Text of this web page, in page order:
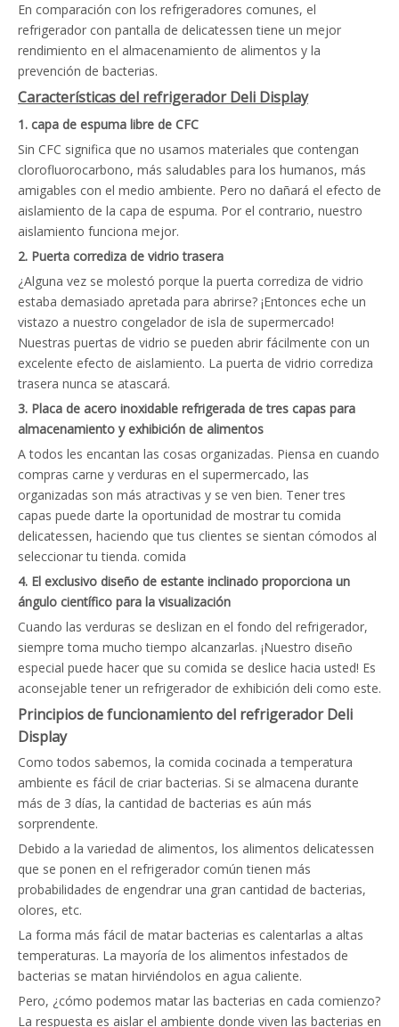
En comparación con los refrigeradores comunes, el
refrigerador con pantalla de delicatessen tiene un mejor
rendimiento en el almacenamiento de alimentos y la
prevención de bacterias.
Características del refrigerador Deli Display
1. capa de espuma libre de CFC
Sin CFC significa que no usamos materiales que contengan
clorofluorocarbono, más saludables para los humanos, más
amigables con el medio ambiente. Pero no dañará el efecto de
aislamiento de la capa de espuma. Por el contrario, nuestro
aislamiento funciona mejor.
2. Puerta corrediza de vidrio trasera
¿Alguna vez se molestó porque la puerta corrediza de vidrio
estaba demasiado apretada para abrirse? ¡Entonces eche un
vistazo a nuestro congelador de isla de supermercado!
Nuestras puertas de vidrio se pueden abrir fácilmente con un
excelente efecto de aislamiento. La puerta de vidrio corrediza
trasera nunca se atascará.
3. Placa de acero inoxidable refrigerada de tres capas para
almacenamiento y exhibición de alimentos
A todos les encantan las cosas organizadas. Piensa en cuando
compras carne y verduras en el supermercado, las
organizadas son más atractivas y se ven bien. Tener tres
capas puede darte la oportunidad de mostrar tu comida
delicatessen, haciendo que tus clientes se sientan cómodos al
seleccionar tu tienda. comida
4. El exclusivo diseño de estante inclinado proporciona un
ángulo científico para la visualización
Cuando las verduras se deslizan en el fondo del refrigerador,
siempre toma mucho tiempo alcanzarlas. ¡Nuestro diseño
especial puede hacer que su comida se deslice hacia usted! Es
aconsejable tener un refrigerador de exhibición deli como este.
Principios de funcionamiento del refrigerador Deli
Display
Como todos sabemos, la comida cocinada a temperatura
ambiente es fácil de criar bacterias. Si se almacena durante
más de 3 días, la cantidad de bacterias es aún más
sorprendente.
Debido a la variedad de alimentos, los alimentos delicatessen
que se ponen en el refrigerador común tienen más
probabilidades de engendrar una gran cantidad de bacterias,
olores, etc.
La forma más fácil de matar bacterias es calentarlas a altas
temperaturas. La mayoría de los alimentos infestados de
bacterias se matan hirviéndolos en agua caliente.
Pero, ¿cómo podemos matar las bacterias en cada comienzo?
La respuesta es aislar el ambiente donde viven las bacterias en